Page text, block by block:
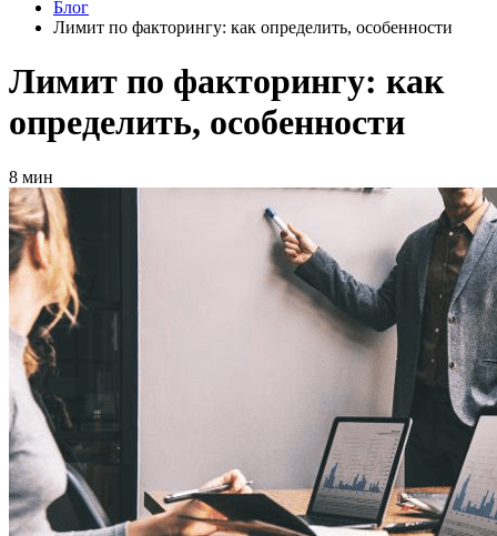
Блог
Лимит по факторингу: как определить, особенности
Лимит по факторингу: как
определить, особенности
8 мин